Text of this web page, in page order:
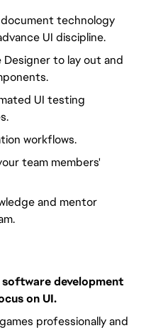
technology
UI discipline.
to lay out and
UI testing
workflows.
team members'
and mentor
development
on UI.
professionally and